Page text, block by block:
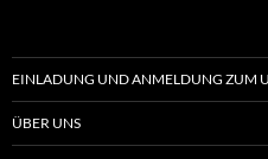
EINLADUNG UND ANMELDUNG ZUM
ÜBER UNS